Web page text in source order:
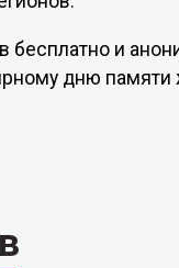
бесплатно и
дню